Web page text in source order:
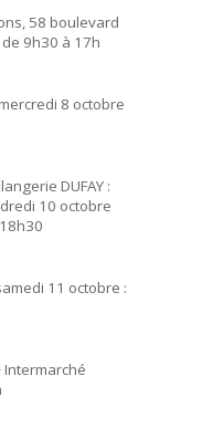
58 boulevard
9h30 à 17h
8 octobre
DUFAY :
10 octobre
11 octobre :
Intermarché